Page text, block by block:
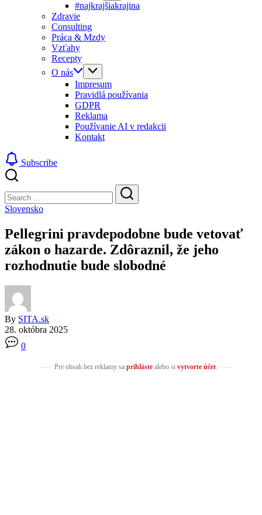
#najkrajšiakrajina
Zdravie
Consulting
Práca & Mzdy
Vzťahy
Recepty
O nás
Impresum
Pravidlá používania
GDPR
Reklama
Používanie AI v redakcii
Kontakt
Subscribe
Search
Search
Slovensko
Pellegrini pravdepodobne bude vetovať
zákon o hazarde. Zdôraznil, že jeho
rozhodnutie bude slobodné
By SITA.sk
28. októbra 2025
0
Pre obsah bez reklamy sa prihlástealebo si vytvorte účet.